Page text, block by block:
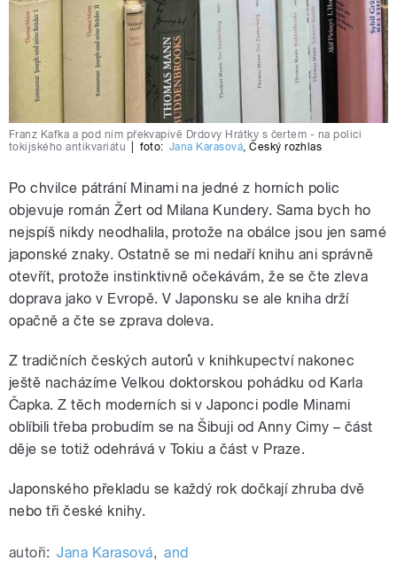
Franz Kafka a pod ním překvapivě Drdovy Hrátky s čertem - na polici
tokijského antikvariátu
foto: Jana Karasová,Český rozhlas
Po chvilce pátrání Minami na jedné z horních polic
objevuje román Žert od Milana Kundery. Sama bych ho
nejspíš nikdy neodhalila, protože na obálce jsou jen samé
japonské znaky. Ostatně se mi nedaří knihu ani správně
otevřít, protože instinktivně očekávám, že se čte zleva
doprava jako v Evropě. V Japonsku se ale kniha drží
opačně a čte se zprava doleva.
Z tradičních českých autorů v knihkupectví nakonec
ještě nacházíme Velkou doktorskou pohádku od Karla
Čapka. Z těch moderních si v Japonci podle Minami
oblíbili třeba probudím se na Šibuji od Anny Cimy – část
děje se totiž odehrává v Tokiu a část v Praze.
Japonského překladu se každý rok dočkají zhruba dvě
nebo tři české knihy.
autoři: Jana Karasová, and